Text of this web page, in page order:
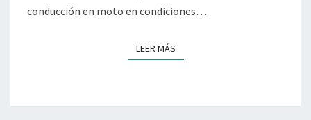
conducción en moto en condiciones…
LEER MÁSLEER MÁS